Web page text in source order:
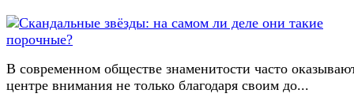
В современном обществе знаменитости часто
центре внимания не только благодаря своим до...